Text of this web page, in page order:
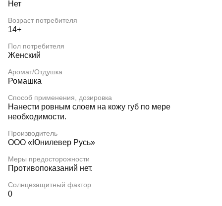
Нет
Возраст потребителя
14+
Пол потребителя
Женский
Аромат/Отдушка
Ромашка
Способ применения, дозировка
Нанести ровным слоем на кожу губ по мере
необходимости.
Производитель
ООО «Юнилевер Русь»
Меры предосторожности
Противопоказаний нет.
Солнцезащитный фактор
0